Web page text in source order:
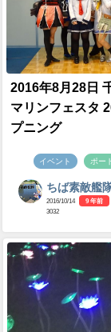
2016年8月28日
マリンフェスタ
プニング
イベント ポー
ちば素敵艦
2016/10/14 9 年前
3032